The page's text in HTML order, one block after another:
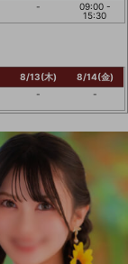
-
09:00 -
15:30
8/13(木)
-
8/14(金)
-